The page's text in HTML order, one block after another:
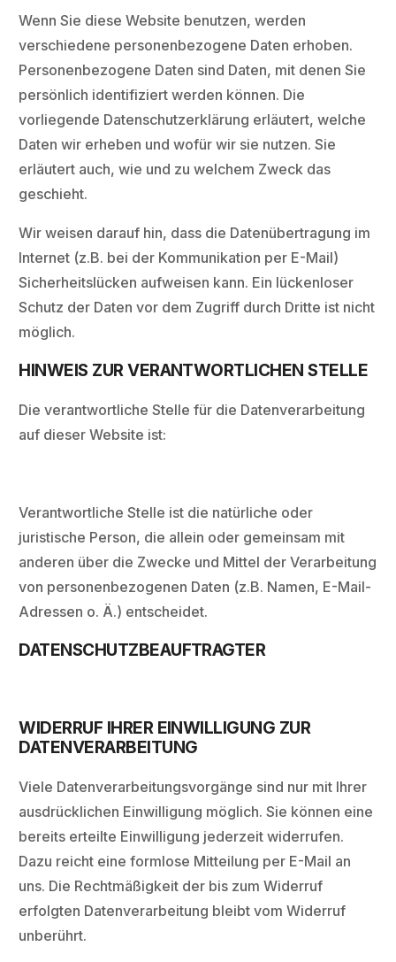
Wenn Sie diese Website benutzen, werden
verschiedene personenbezogene Daten erhoben.
Personenbezogene Daten sind Daten, mit denen Sie
persönlich identifiziert werden können. Die
vorliegende Datenschutzerklärung erläutert, welche
Daten wir erheben und wofür wir sie nutzen. Sie
erläutert auch, wie und zu welchem Zweck das
geschieht.
Wir weisen darauf hin, dass die Datenübertragung im
Internet (z.B. bei der Kommunikation per E-Mail)
Sicherheitslücken aufweisen kann. Ein lückenloser
Schutz der Daten vor dem Zugriff durch Dritte ist nicht
möglich.
HINWEIS ZUR VERANTWORTLICHEN STELLE
Die verantwortliche Stelle für die Datenverarbeitung
auf dieser Website ist:
Verantwortliche Stelle ist die natürliche oder
juristische Person, die allein oder gemeinsam mit
anderen über die Zwecke und Mittel der Verarbeitung
von personenbezogenen Daten (z.B. Namen, E-Mail-
Adressen o. Ä.) entscheidet.
DATENSCHUTZBEAUFTRAGTER
WIDERRUF IHRER EINWILLIGUNG ZUR
DATENVERARBEITUNG
Viele Datenverarbeitungsvorgänge sind nur mit Ihrer
ausdrücklichen Einwilligung möglich. Sie können eine
bereits erteilte Einwilligung jederzeit widerrufen.
Dazu reicht eine formlose Mitteilung per E-Mail an
uns. Die Rechtmäßigkeit der bis zum Widerruf
erfolgten Datenverarbeitung bleibt vom Widerruf
unberührt.